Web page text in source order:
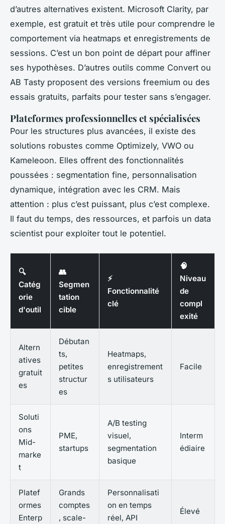
d’autres alternatives existent. Microsoft Clarity, par
exemple, est gratuit et très utile pour comprendre le
comportement via heatmaps et enregistrements de
sessions. C’est un bon point de départ pour affiner
ses hypothèses. D’autres outils comme Convert ou
AB Tasty proposent des versions freemium ou des
essais gratuits, parfaits pour tester sans s’engager.
Plateformes professionnelles et spécialisées
Pour les structures plus avancées, il existe des
solutions robustes comme Optimizely, VWO ou
Kameleoon. Elles offrent des fonctionnalités
poussées : segmentation fine, personnalisation
dynamique, intégration avec les CRM. Mais
attention : plus c’est puissant, plus c’est complexe.
Il faut du temps, des ressources, et parfois un data
scientist pour exploiter tout le potentiel.
🔍
Catég
orie
d'outil
👥
Segmen
tation
cible
⚡
Fonctionnalité
clé
🧠
Niveau
de
compl
exité
Altern
atives
gratuit
es
Débutan
ts,
petites
structur
es
Heatmaps,
enregistrement
s utilisateurs
Facile
Soluti
ons
Mid-
marke
t
PME,
startups
A/B testing
visuel,
segmentation
basique
Interm
édiaire
Platef
ormes
Enterp
Grands
comptes
, scale-
Personnalisati
on en temps
réel, API
Élevé